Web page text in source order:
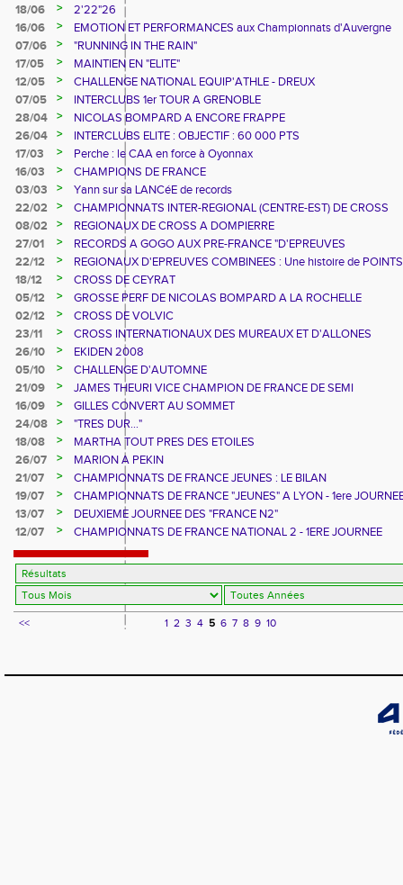
18/06
>
2'22"26
16/06
>
EMOTION ET PERFORMANCES aux Championnats d'Auvergne
2009
07/06 >
"RUNNING IN THE RAIN"
17/05
>
MAINTIEN EN "ELITE"
12/05
>
CHALLENGE NATIONAL EQUIP'ATHLE - DREUX
07/05
>
INTERCLUBS 1er TOUR A GRENOBLE
28/04
>
NICOLAS BOMPARD A ENCORE FRAPPE
26/04
>
INTERCLUBS ELITE : OBJECTIF : 60 000 PTS
17/03
>
Perche : le CAA en force à Oyonnax
16/03
>
CHAMPIONS DE FRANCE
03/03
>
Yann sur sa LANCéE de records
22/02
>
CHAMPIONNATS INTER-REGIONAL (CENTRE-EST) DE CROSS
08/02
>
REGIONAUX DE CROSS A DOMPIERRE
27/01
>
RECORDS A GOGO AUX PRE-FRANCE "D'EPREUVES
COMBINEES"
22/12 >
REGIONAUX D'EPREUVES COMBINEES : Une histoire de POINTS
18/12
>
CROSS DE CEYRAT
05/12
>
GROSSE PERF DE NICOLAS BOMPARD A LA ROCHELLE
02/12
>
CROSS DE VOLVIC
23/11
>
CROSS INTERNATIONAUX DES MUREAUX ET D'ALLONES
26/10
>
EKIDEN 2008
05/10
>
CHALLENGE D'AUTOMNE
21/09
>
JAMES THEURI VICE CHAMPION DE FRANCE DE SEMI
MARATHON
16/09 >
GILLES CONVERT AU SOMMET
24/08
>
"TRES DUR..."
18/08
>
MARTHA TOUT PRES DES ETOILES
26/07
>
MARION A PEKIN
21/07
>
CHAMPIONNATS DE FRANCE JEUNES : LE BILAN
19/07
>
CHAMPIONNATS DE FRANCE "JEUNES" A LYON - 1ere
13/07
>
DEUXIEME JOURNEE DES "FRANCE N2"
12/07
> CHAMPIONNATS DE FRANCE NATIONAL 2 - 1ERE JOURNEE
<< 1 2 3 4 5 6 7 8 9 10